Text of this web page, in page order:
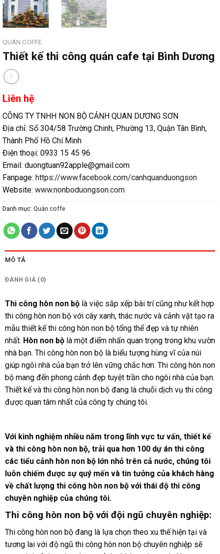
QUÁN COFFE
Thiết kế thi công quán cafe tại Bình Dương
Liên hệ
CÔNG TY TNHH NON BỘ CẢNH QUAN DƯƠNG SƠN
Địa chỉ: Số 304/58 Trường Chinh, Phường 13, Quận Tân Bình,
Thành Phố Hồ Chí Minh
Điện thoại: 0933 15 45 96
Email: duongtuan92apple@gmail.com
Fanpage: https://www.facebook.com/canhquanduongson
Website: www.nonboduongson.com
Danh mục: Quán coffe
MÔ TẢ
ĐÁNH GIÁ (0)
Thi công hòn non bộ là việc sắp xếp bài trí cũng như kết hợp
thi công hòn non bộ với cây xanh, thác nước và cảnh vật tạo ra
mẫu thiết kế thi công hòn non bộ tổng thể đẹp và tự nhiên
nhất. Hòn non bộ là một điểm nhấn quan trọng trong khu vườn
nhà bạn. Thi công hòn non bộ là biểu tượng hùng vĩ của núi
giúp ngôi nhà của bạn trở lên vững chắc hơn. Thi công hòn non
bộ mang đến phong cảnh đẹp tuyệt trần cho ngôi nhà của bạn.
Thiết kế và thi công hòn non bộ đang là chuỗi dịch vụ thi công
được quan tâm nhất của công ty chúng tôi.
Với kinh nghiệm nhiều năm trong lĩnh vực tư vấn, thiết kế
và thi công hòn non bộ, trải qua hơn 100 dự án thi công
các tiểu cảnh hòn non bộ lớn nhỏ trên cả nước, chúng tôi
luôn chiếm được sự quý mến và tin tưởng của khách hàng
về chất lượng thi công hòn non bộ với thái độ thi công
chuyên nghiệp của chúng tôi.
Thi công hòn non bộ với đội ngũ chuyên nghiệp:
Thi công hòn non bộ đang là lựa chọn theo xu thế hiện tại và
tương lai với độ ngũ thi công hòn non bộ chuyên nghiệp sẽ